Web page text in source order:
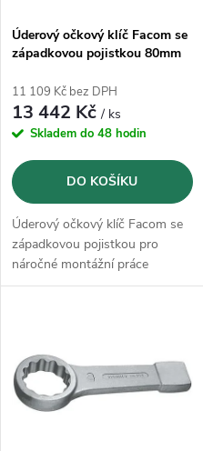
p
r
o
d
u
k
ů
s
p
r
o
d
u
k
ů
Úderový očkový klíč Facom se
západkovou pojistkou 80mm
11 109 Kč bez DPH
13 442 Kč/ ks
Skladem do 48 hodin
DO KOŠÍKU
Úderový očkový klíč Facom se
západkovou pojistkou pro
náročné montážní práce